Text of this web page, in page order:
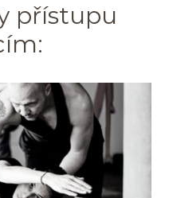
přístupu